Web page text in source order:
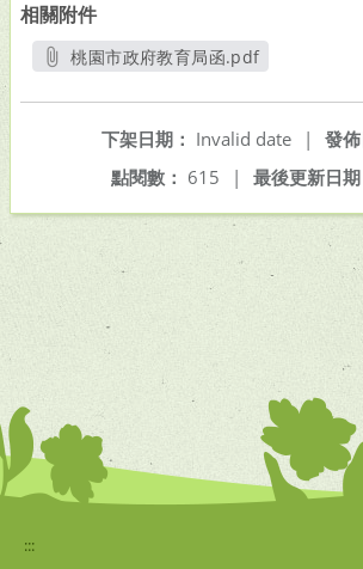
相關附件
桃園市政府教育局函.pdf
發佈
下架日期： Invalid date
|
最後更新日期
點閱數： 615 |
:::